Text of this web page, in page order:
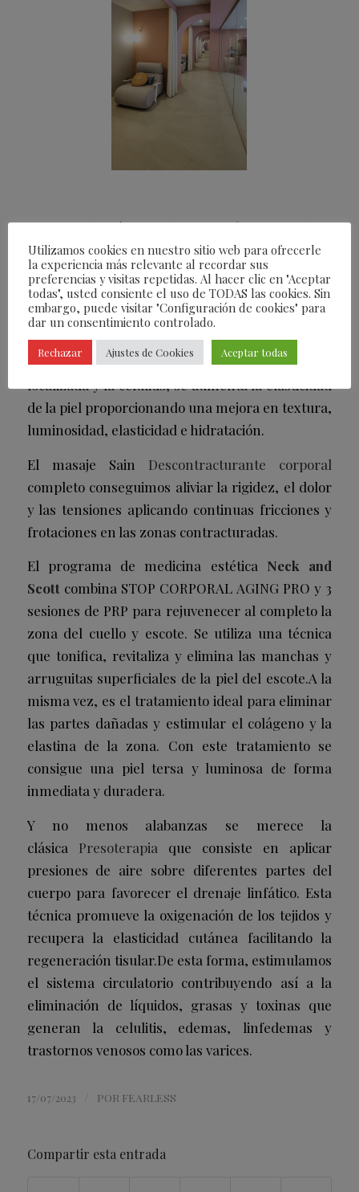
Destaca además elRedensificación corporal, un
nuevo tratamiento de rejuvenecimiento corporal
sin cirugía enfocado a corregir y prevenir las
propiedades perdidas debido al envejecimiento.
Aporta de forma inmediata un extra de
colágeno, elastina y fibrina a tu piel de forma
natural. De esta manera, se elimina la grasa
localizada y la celulitis, se aumenta la elasticidad
de la piel proporcionando una mejora en textura,
luminosidad, elasticidad e hidratación.
El masaje Sain Descontracturante corporal
completo conseguimos aliviar la rigidez, el dolor
y las tensiones aplicando continuas fricciones y
frotaciones en las zonas contracturadas.
El programa de medicina estética Neck and
Scottcombina STOP CORPORAL AGING PRO y 3
sesiones de PRP para rejuvenecer al completo la
zona del cuello y escote. Se utiliza una técnica
que tonifica, revitaliza y elimina las manchas y
arruguitas superficiales de la piel del escote.A la
misma vez, es el tratamiento ideal para eliminar
las partes dañadas y estimular el colágeno y la
elastina de la zona. Con este tratamiento se
consigue una piel tersa y luminosa de forma
inmediata y duradera.
Y no menos alabanzas se merece la
clásica Presoterapia que consiste en aplicar
presiones de aire sobre diferentes partes del
cuerpo para favorecer el drenaje linfático. Esta
técnica promueve la oxigenación de los tejidos y
recupera la elasticidad cutánea facilitando la
regeneración tisular.De esta forma, estimulamos
el sistema circulatorio contribuyendo así a la
eliminación de líquidos, grasas y toxinas que
generan la celulitis, edemas, linfedemas y
trastornos venosos como las varices.
17/07/2023 POR FEARLESS
Compartir esta entrada
Utilizamos cookies en nuestro sitio web para ofrecerle
la experiencia más relevante al recordar sus
preferencias y visitas repetidas. Al hacer clic en "Aceptar
todas", usted consiente el uso de TODAS las cookies. Sin
embargo, puede visitar "Configuración de cookies" para
dar un consentimiento controlado.
Rechazar Ajustes de Cookies Aceptar todas